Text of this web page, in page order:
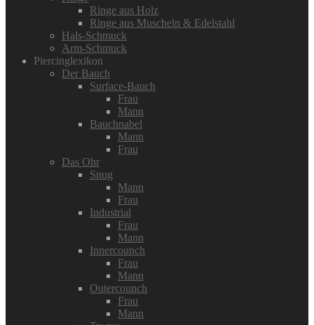
Ringe aus Holz
Ringe aus Muscheln & Edelstahl
Hals-Schmuck
Arm-Schmuck
Piercinglexikon
Der Bauch
Surface-Bauch
Frau
Mann
Bauchnabel
Mann
Frau
Das Ohr
Snug
Mann
Frau
Industrial
Frau
Mann
Innercounch
Frau
Mann
Outercounch
Frau
Mann